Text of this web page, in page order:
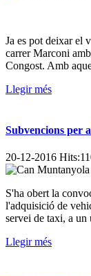
Ja es pot deixar el
carrer Marconi
Congost. Amb
Llegir més
Subvencions per
20-12-2016
S'ha obert la
l'adquisició de
servei de taxi, a un
Llegir més